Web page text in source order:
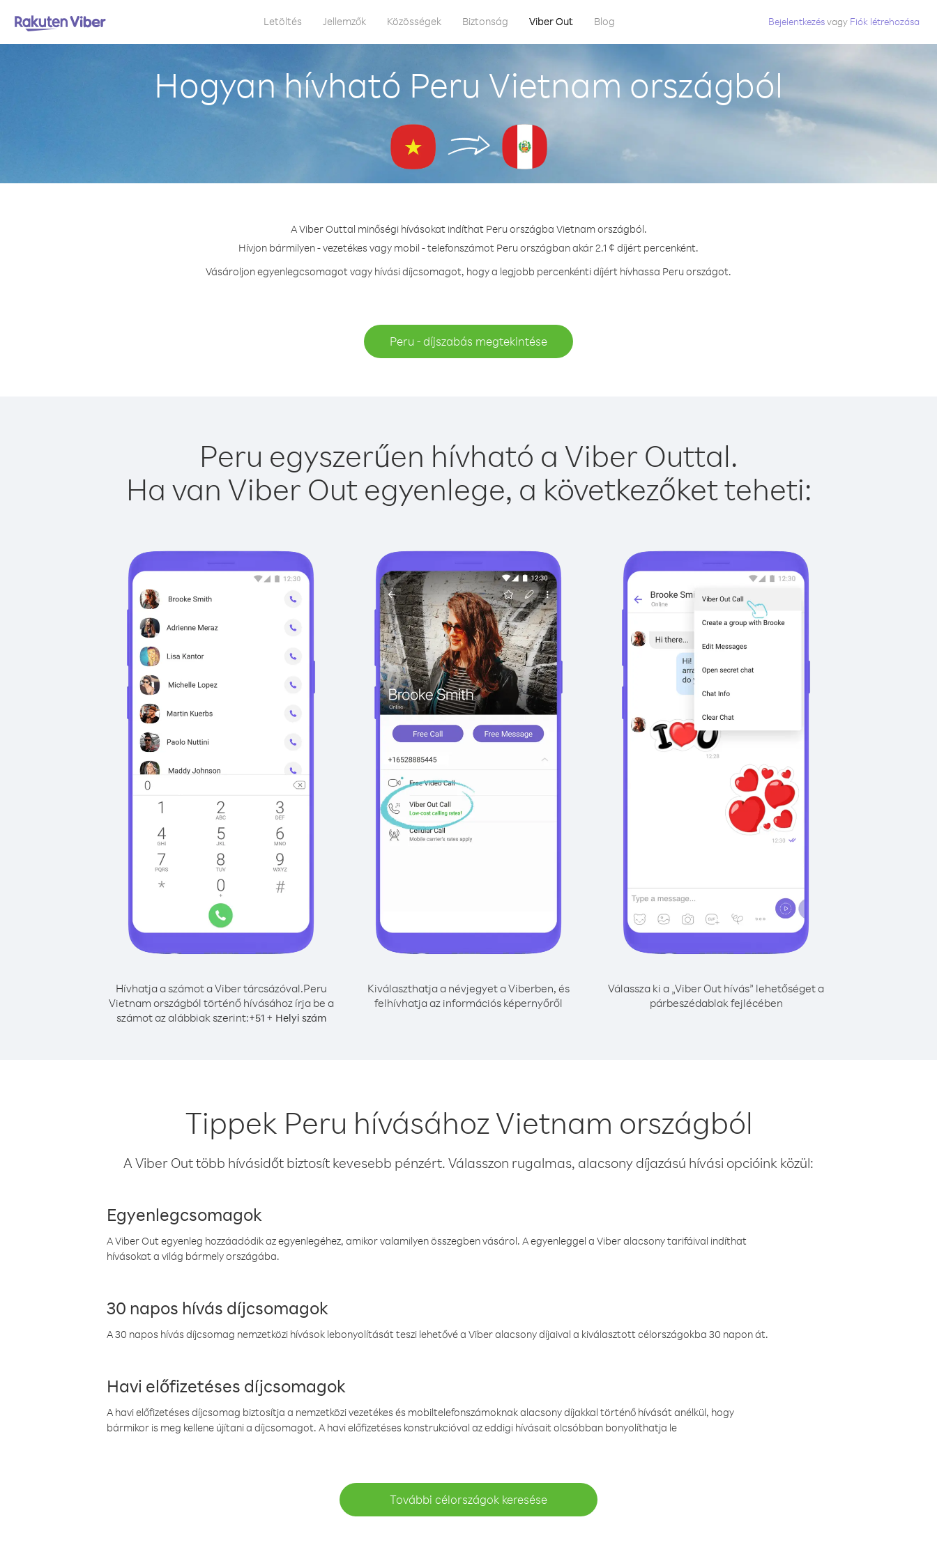
Letöltés Jellemzők Közösségek Biztonság Viber Out Blog Bejelentkezésvagy Fiók létrehozása
Hogyan hívható Peru Vietnam országból
A Viber Outtal minőségi hívásokat indíthat Peru országba Vietnam országból.
Hívjon bármilyen - vezetékes vagy mobil - telefonszámot Peru országban akár 2.1 ¢ díjért percenként.
Vásároljon egyenlegcsomagot vagy hívási díjcsomagot, hogy a legjobb percenkénti díjért hívhassa Peru országot.
Peru - díjszabás megtekintése
Peru egyszerűen hívható a Viber Outtal.
Ha van Viber Out egyenlege, a következőket teheti:
Hívhatja a számot a Viber tárcsázóval.Peru
Vietnam országból történő hívásához írja be a
számot az alábbiak szerint:+51+ Helyi szám
Kiválaszthatja a névjegyet a Viberben, és
felhívhatja az információs képernyőről
Válassza ki a „Viber Out hívás” lehetőséget a
párbeszédablak fejlécében
Tippek Peru hívásához Vietnam országból
A Viber Out több hívásidőt biztosít kevesebb pénzért. Válasszon rugalmas, alacsony díjazású hívási opcióink közül:
Egyenlegcsomagok
A Viber Out egyenleg hozzáadódik az egyenlegéhez, amikor valamilyen összegben vásárol. A egyenleggel a Viber alacsony tarifáival indíthat
hívásokat a világ bármely országába.
30 napos hívás díjcsomagok
A 30 napos hívás díjcsomag nemzetközi hívások lebonyolítását teszi lehetővé a Viber alacsony díjaival a kiválasztott célországokba 30 napon át.
Havi előfizetéses díjcsomagok
A havi előfizetéses díjcsomag biztosítja a nemzetközi vezetékes és mobiltelefonszámoknak alacsony díjakkal történő hívását anélkül, hogy
bármikor is meg kellene újítani a díjcsomagot. A havi előfizetéses konstrukcióval az eddigi hívásait olcsóbban bonyolíthatja le
További célországok keresése